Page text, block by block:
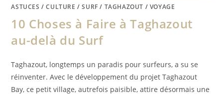
ASTUCES /CULTURE /SURF / TAGHAZOUT / VOYAGE
10 Choses à Faire à Taghazout
au-delà du Surf
Taghazout, longtemps un paradis pour surfeurs, a su se
réinventer. Avec le développement du projet Taghazout
Bay, ce petit village, autrefois paisible, attire désormais une